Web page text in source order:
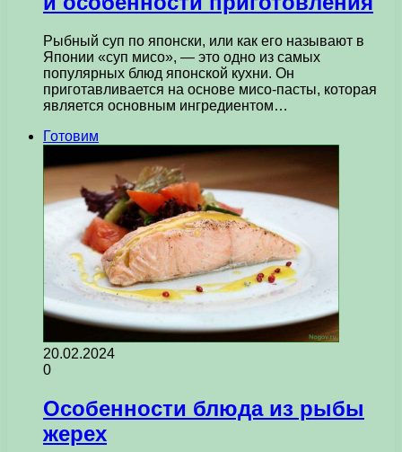
Рыбный суп по японски, или как его называют в
Японии «суп мисо», — это одно из самых
популярных блюд японской кухни. Он
приготавливается на основе мисо-пасты, которая
является основным ингредиентом…
Готовим
20.02.2024
0
Особенности блюда из рыбы
жерех